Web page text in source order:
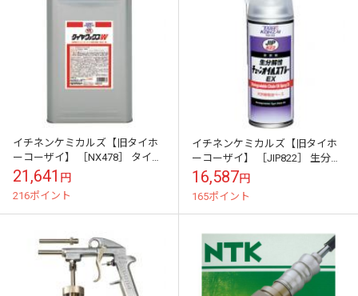
イチネンケミカルズ【旧タイホ
ーコーザイ】 ［NX478］ タイヤ
ワックスW 油性シリコーン(斗
21,641 円
216ポイント
イチネンケミカルズ【旧タイホ
ーコーザイ】 ［JIP822］ 生分解
性チェーンオイルスプレーSP(エ
アゾール) 420ml
16,587円
165ポイント